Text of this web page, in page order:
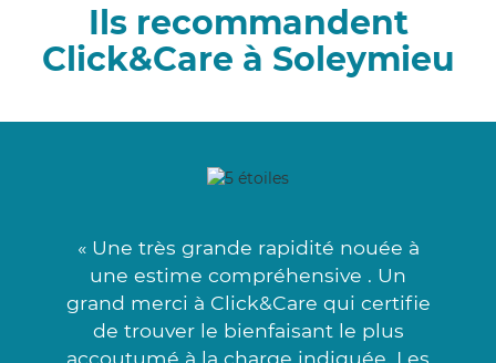
Ils recommandent
Click&Care à Soleymieu
« Une très grande rapidité nouée à
une estime compréhensive . Un
grand merci à Click&Care qui certifie
de trouver le bienfaisant le plus
accoutumé à la charge indiquée. Les